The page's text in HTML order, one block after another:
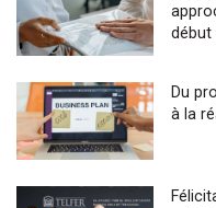
début
Du
à la